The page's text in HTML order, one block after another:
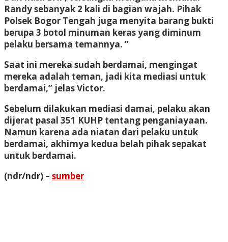
Randy sebanyak 2 kali di bagian wajah. Pihak
Polsek Bogor Tengah juga menyita barang bukti
berupa 3 botol minuman keras yang diminum
pelaku bersama temannya. ”
Saat ini mereka sudah berdamai, mengingat
mereka adalah teman, jadi kita mediasi untuk
berdamai,” jelas Victor.
Sebelum dilakukan mediasi damai, pelaku akan
dijerat pasal 351 KUHP tentang penganiayaan.
Namun karena ada niatan dari pelaku untuk
berdamai, akhirnya kedua belah pihak sepakat
untuk berdamai.
(ndr/ndr) – sumber